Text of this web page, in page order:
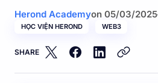
Herond Academyon 05/03/2025
HỌC VIỆN HEROND WEB3
SHARE